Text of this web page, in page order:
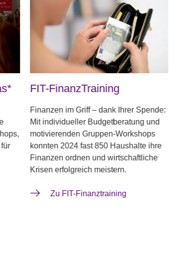
Ihrer Spende:
und
ihre
HausWirtschaftliche
Echte Hilfe, die ankommt:
Unterstützung engagieren
Ehrenamtlichen mit rund 4.000
Stunden im Jahr für
finanzieller Not – direkt vor